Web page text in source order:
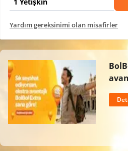
Yardım gereksinimi olan misafirler